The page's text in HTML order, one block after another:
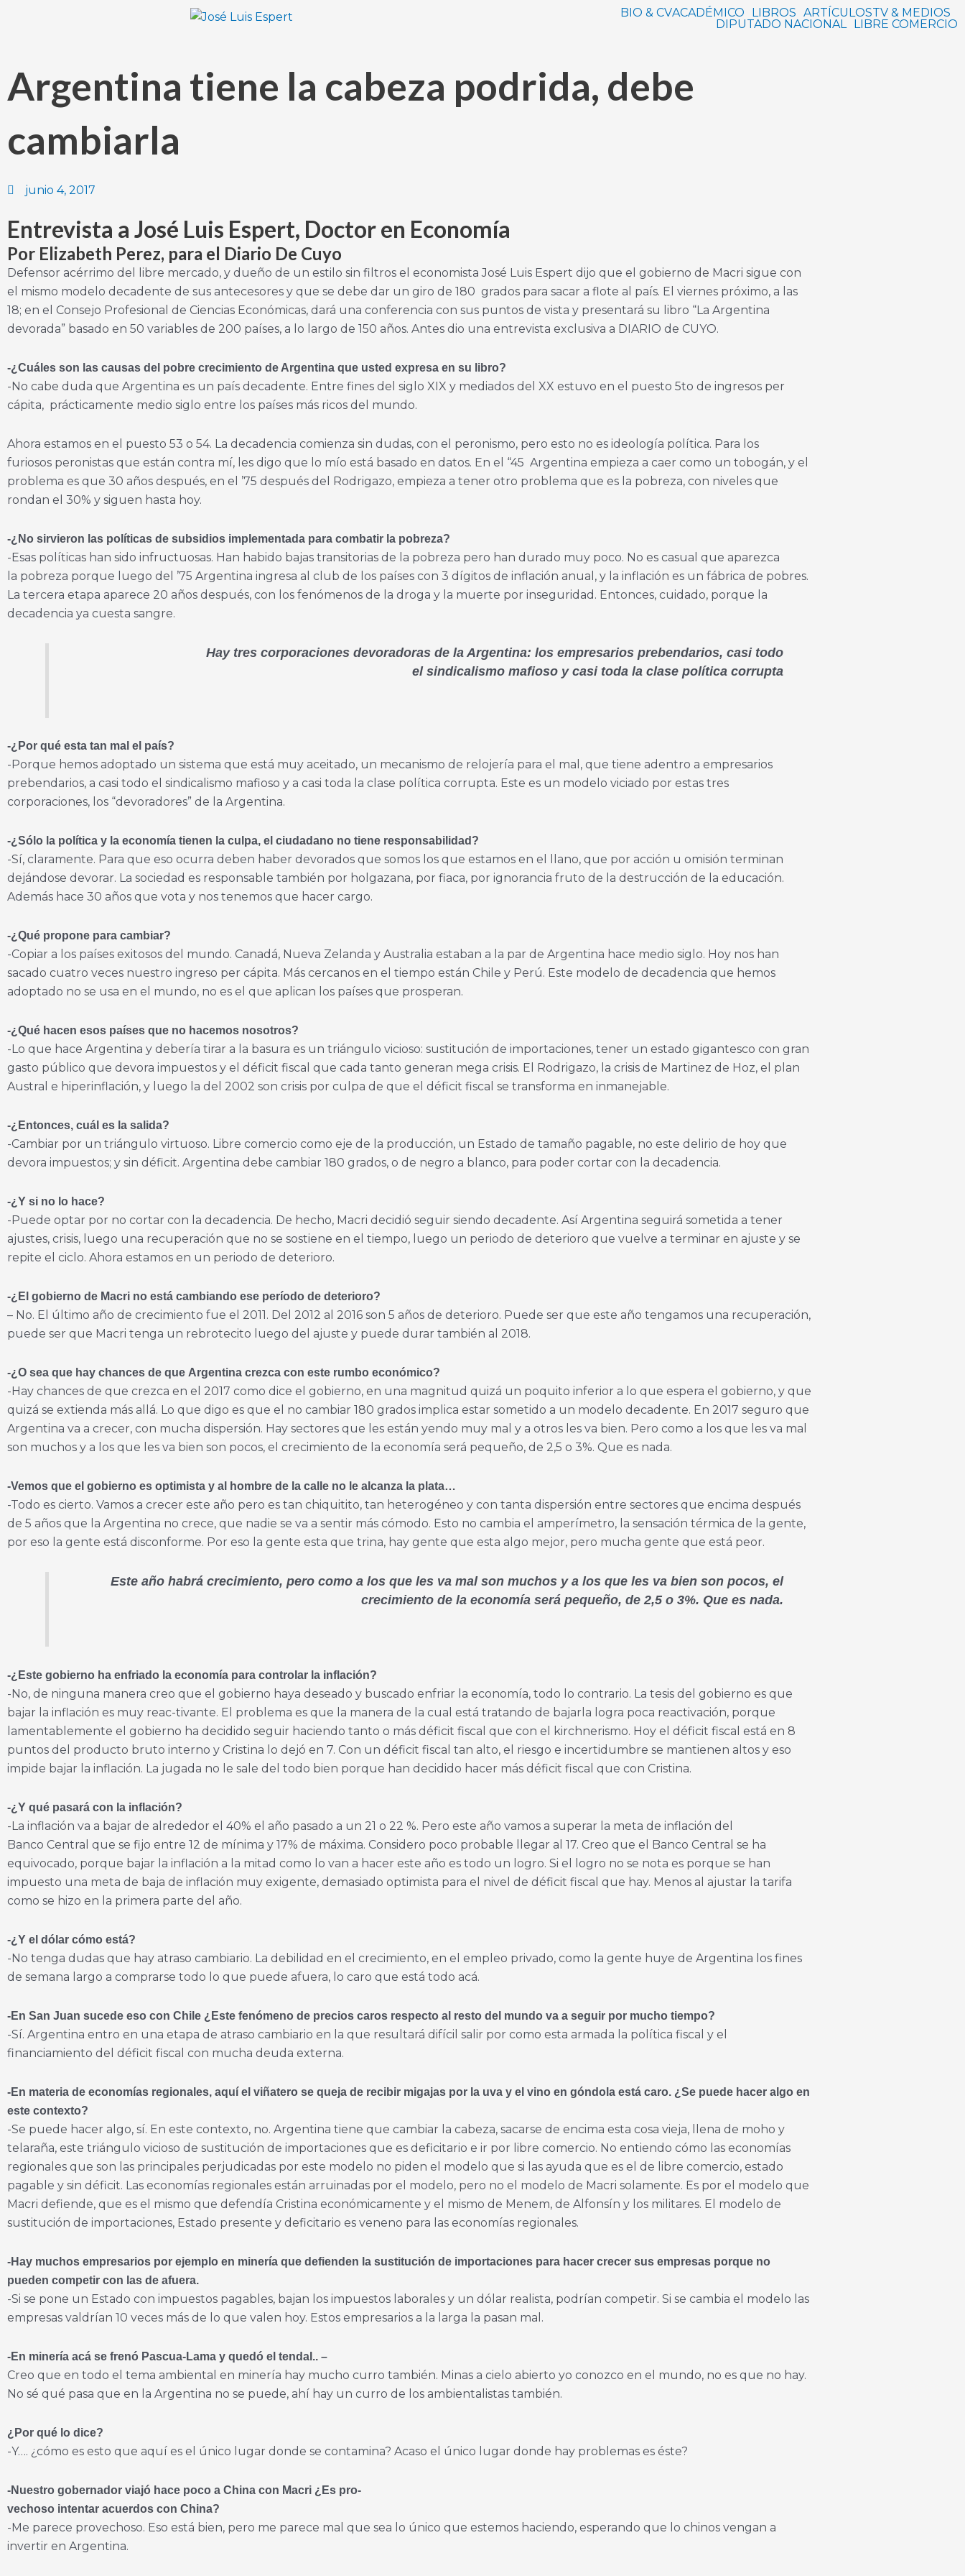
BIO & CVACADÉMICO LIBROS ARTÍCULOSTV & MEDIOS
DIPUTADO NACIONAL LIBRE COMERCIO
Argentina tiene la cabeza podrida, debe
cambiarla
junio 4, 2017
Entrevista a José Luis Espert, Doctor en Economía
Por Elizabeth Perez, para el Diario De Cuyo
Defensor acérrimo del libre mercado, y dueño de un estilo sin filtros el economista José Luis Espert dijo que el gobierno de Macri sigue con
el mismo modelo decadente de sus antecesores y que se debe dar un giro de 180 grados para sacar a flote al país. El viernes próximo, a las
18; en el Consejo Profesional de Ciencias Económicas, dará una conferencia con sus puntos de vista y presentará su libro “La Argentina
devorada” basado en 50 variables de 200 países, a lo largo de 150 años. Antes dio una entrevista exclusiva a DIARIO de CUYO.
-¿Cuáles son las causas del pobre crecimiento de Argentina que usted expresa en su libro?
-No cabe duda que Argentina es un país decadente. Entre fines del siglo XIX y mediados del XX estuvo en el puesto 5to de ingresos per
cápita, prácticamente medio siglo entre los países más ricos del mundo.
Ahora estamos en el puesto 53 o 54. La decadencia comienza sin dudas, con el peronismo, pero esto no es ideología política. Para los
furiosos peronistas que están contra mí, les digo que lo mío está basado en datos. En el “45 Argentina empieza a caer como un tobogán, y el
problema es que 30 años después, en el ’75 después del Rodrigazo, empieza a tener otro problema que es la pobreza, con niveles que
rondan el 30% y siguen hasta hoy.
-¿No sirvieron las políticas de subsidios implementada para combatir la pobreza?
-Esas políticas han sido infructuosas. Han habido bajas transitorias de la pobreza pero han durado muy poco. No es casual que aparezca
la pobreza porque luego del ’75 Argentina ingresa al club de los países con 3 dígitos de inflación anual, y la inflación es un fábrica de pobres.
La tercera etapa aparece 20 años después, con los fenómenos de la droga y la muerte por inseguridad. Entonces, cuidado, porque la
decadencia ya cuesta sangre.
Hay tres corporaciones devoradoras de la Argentina: los empresarios prebendarios, casi todo
el sindicalismo mafioso y casi toda la clase política corrupta
-¿Por qué esta tan mal el país?
-Porque hemos adoptado un sistema que está muy aceitado, un mecanismo de relojería para el mal, que tiene adentro a empresarios
prebendarios, a casi todo el sindicalismo mafioso y a casi toda la clase política corrupta. Este es un modelo viciado por estas tres
corporaciones, los “devoradores” de la Argentina.
-¿Sólo la política y la economía tienen la culpa, el ciudadano no tiene responsabilidad?
-Sí, claramente. Para que eso ocurra deben haber devorados que somos los que estamos en el llano, que por acción u omisión terminan
dejándose devorar. La sociedad es responsable también por holgazana, por fiaca, por ignorancia fruto de la destrucción de la educación.
Además hace 30 años que vota y nos tenemos que hacer cargo.
-¿Qué propone para cambiar?
-Copiar a los países exitosos del mundo. Canadá, Nueva Zelanda y Australia estaban a la par de Argentina hace medio siglo. Hoy nos han
sacado cuatro veces nuestro ingreso per cápita. Más cercanos en el tiempo están Chile y Perú. Este modelo de decadencia que hemos
adoptado no se usa en el mundo, no es el que aplican los países que prosperan.
-¿Qué hacen esos países que no hacemos nosotros?
-Lo que hace Argentina y debería tirar a la basura es un triángulo vicioso: sustitución de importaciones, tener un estado gigantesco con gran
gasto público que devora impuestos y el déficit fiscal que cada tanto generan mega crisis. El Rodrigazo, la crisis de Martinez de Hoz, el plan
Austral e hiperinflación, y luego la del 2002 son crisis por culpa de que el déficit fiscal se transforma en inmanejable.
-¿Entonces, cuál es la salida?
-Cambiar por un triángulo virtuoso. Libre comercio como eje de la producción, un Estado de tamaño pagable, no este delirio de hoy que
devora impuestos; y sin déficit. Argentina debe cambiar 180 grados, o de negro a blanco, para poder cortar con la decadencia.
-¿Y si no lo hace?
-Puede optar por no cortar con la decadencia. De hecho, Macri decidió seguir siendo decadente. Así Argentina seguirá sometida a tener
ajustes, crisis, luego una recuperación que no se sostiene en el tiempo, luego un periodo de deterioro que vuelve a terminar en ajuste y se
repite el ciclo. Ahora estamos en un periodo de deterioro.
-¿El gobierno de Macri no está cambiando ese período de deterioro?
– No. El último año de crecimiento fue el 2011. Del 2012 al 2016 son 5 años de deterioro. Puede ser que este año tengamos una recuperación,
puede ser que Macri tenga un rebrotecito luego del ajuste y puede durar también al 2018.
-¿O sea que hay chances de que Argentina crezca con este rumbo económico?
-Hay chances de que crezca en el 2017 como dice el gobierno, en una magnitud quizá un poquito inferior a lo que espera el gobierno, y que
quizá se extienda más allá. Lo que digo es que el no cambiar 180 grados implica estar sometido a un modelo decadente. En 2017 seguro que
Argentina va a crecer, con mucha dispersión. Hay sectores que les están yendo muy mal y a otros les va bien. Pero como a los que les va mal
son muchos y a los que les va bien son pocos, el crecimiento de la economía será pequeño, de 2,5 o 3%. Que es nada.
-Vemos que el gobierno es optimista y al hombre de la calle no le alcanza la plata…
-Todo es cierto. Vamos a crecer este año pero es tan chiquitito, tan heterogéneo y con tanta dispersión entre sectores que encima después
de 5 años que la Argentina no crece, que nadie se va a sentir más cómodo. Esto no cambia el amperímetro, la sensación térmica de la gente,
por eso la gente está disconforme. Por eso la gente esta que trina, hay gente que esta algo mejor, pero mucha gente que está peor.
Este año habrá crecimiento, pero como a los que les va mal son muchos y a los que les va bien son pocos, el
crecimiento de la economía será pequeño, de 2,5 o 3%. Que es nada.
-¿Este gobierno ha enfriado la economía para controlar la inflación?
-No, de ninguna manera creo que el gobierno haya deseado y buscado enfriar la economía, todo lo contrario. La tesis del gobierno es que
bajar la inflación es muy reac-tivante. El problema es que la manera de la cual está tratando de bajarla logra poca reactivación, porque
lamentablemente el gobierno ha decidido seguir haciendo tanto o más déficit fiscal que con el kirchnerismo. Hoy el déficit fiscal está en 8
puntos del producto bruto interno y Cristina lo dejó en 7. Con un déficit fiscal tan alto, el riesgo e incertidumbre se mantienen altos y eso
impide bajar la inflación. La jugada no le sale del todo bien porque han decidido hacer más déficit fiscal que con Cristina.
-¿Y qué pasará con la inflación?
-La inflación va a bajar de alrededor el 40% el año pasado a un 21 o 22 %. Pero este año vamos a superar la meta de inflación del
Banco Central que se fijo entre 12 de mínima y 17% de máxima. Considero poco probable llegar al 17. Creo que el Banco Central se ha
equivocado, porque bajar la inflación a la mitad como lo van a hacer este año es todo un logro. Si el logro no se nota es porque se han
impuesto una meta de baja de inflación muy exigente, demasiado optimista para el nivel de déficit fiscal que hay. Menos al ajustar la tarifa
como se hizo en la primera parte del año.
-¿Y el dólar cómo está?
-No tenga dudas que hay atraso cambiario. La debilidad en el crecimiento, en el empleo privado, como la gente huye de Argentina los fines
de semana largo a comprarse todo lo que puede afuera, lo caro que está todo acá.
-En San Juan sucede eso con Chile ¿Este fenómeno de precios caros respecto al resto del mundo va a seguir por mucho tiempo?
-Sí. Argentina entro en una etapa de atraso cambiario en la que resultará difícil salir por como esta armada la política fiscal y el
financiamiento del déficit fiscal con mucha deuda externa.
-En materia de economías regionales, aquí el viñatero se queja de recibir migajas por la uva y el vino en góndola está caro. ¿Se puede hacer algo en
este contexto?
-Se puede hacer algo, sí. En este contexto, no. Argentina tiene que cambiar la cabeza, sacarse de encima esta cosa vieja, llena de moho y
telaraña, este triángulo vicioso de sustitución de importaciones que es deficitario e ir por libre comercio. No entiendo cómo las economías
regionales que son las principales perjudicadas por este modelo no piden el modelo que si las ayuda que es el de libre comercio, estado
pagable y sin déficit. Las economías regionales están arruinadas por el modelo, pero no el modelo de Macri solamente. Es por el modelo que
Macri defiende, que es el mismo que defendía Cristina económicamente y el mismo de Menem, de Alfonsín y los militares. El modelo de
sustitución de importaciones, Estado presente y deficitario es veneno para las economías regionales.
-Hay muchos empresarios por ejemplo en minería que defienden la sustitución de importaciones para hacer crecer sus empresas porque no
pueden competir con las de afuera.
-Si se pone un Estado con impuestos pagables, bajan los impuestos laborales y un dólar realista, podrían competir. Si se cambia el modelo las
empresas valdrían 10 veces más de lo que valen hoy. Estos empresarios a la larga la pasan mal.
-En minería acá se frenó Pascua-Lama y quedó el tendal.. –
Creo que en todo el tema ambiental en minería hay mucho curro también. Minas a cielo abierto yo conozco en el mundo, no es que no hay.
No sé qué pasa que en la Argentina no se puede, ahí hay un curro de los ambientalistas también.
¿Por qué lo dice?
-Y…. ¿cómo es esto que aquí es el único lugar donde se contamina? Acaso el único lugar donde hay problemas es éste?
-Nuestro gobernador viajó hace poco a China con Macri ¿Es pro-
vechoso intentar acuerdos con China?
-Me parece provechoso. Eso está bien, pero me parece mal que sea lo único que estemos haciendo, esperando que lo chinos vengan a
invertir en Argentina.